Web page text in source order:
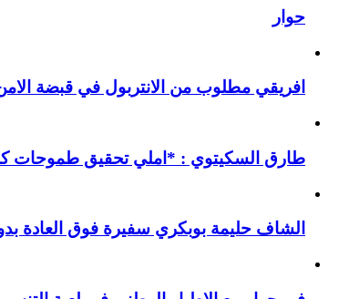
حوار
افريقي مطلوب من الانتربول في قبضة
طارق السكيتوي : *املي تحقيق طموحات
الشاف حليمة بوبكري سفيرة فوق العادة